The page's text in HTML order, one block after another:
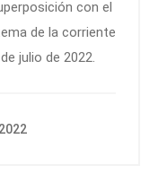
con el
de la corriente
julio de 2022.